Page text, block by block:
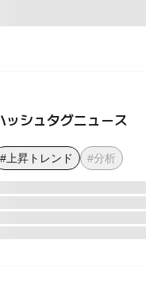
ッシュタグニュース
#上昇トレンド #分析